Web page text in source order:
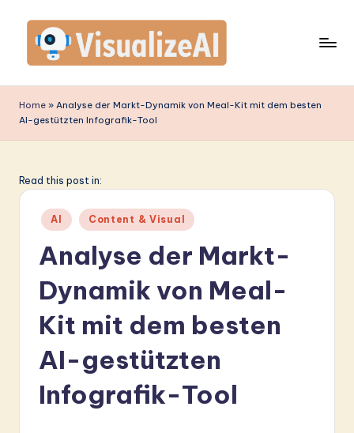
content
is
u
li
A
G
m
Home » Analyse der Markt-Dynamik von Meal-Kit mit dem besten
AI-gestützten Infografik-Tool
Read this post in:
Posted
in
AI Content & Visual
Analyse der Markt-
Dynamik von Meal-
Kit mit dem besten
AI-gestützten
Infografik-Tool